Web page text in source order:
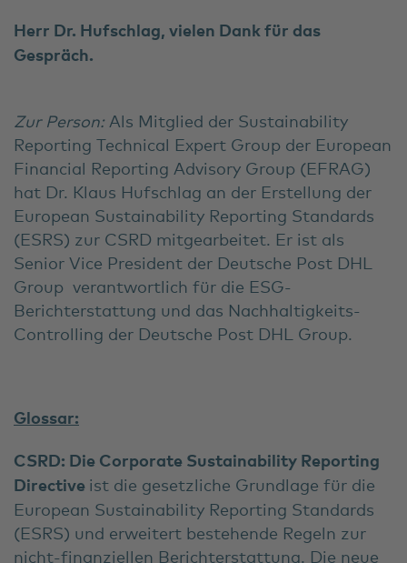
Herr Dr. Hufschlag, vielen Dank für das
Gespräch.
Zur Person: Als Mitglied der Sustainability
Reporting Technical Expert Group der European
Financial Reporting Advisory Group (EFRAG)
hat Dr. Klaus Hufschlag an der Erstellung der
European Sustainability Reporting Standards
(ESRS) zur CSRD mitgearbeitet. Er ist als
Senior Vice President der Deutsche Post DHL
Group verantwortlich für die ESG-
Berichterstattung und das Nachhaltigkeits-
Controlling der Deutsche Post DHL Group.
Glossar:
CSRD: Die Corporate Sustainability Reporting
Directive ist die gesetzliche Grundlage für die
European Sustainability Reporting Standards
(ESRS) und erweitert bestehende Regeln zur
nicht-finanziellen Berichterstattung. Die neue